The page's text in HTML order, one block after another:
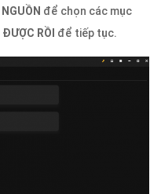
NGUỒN để chọn các mục
ĐƯỢC RỒI để tiếp tục.